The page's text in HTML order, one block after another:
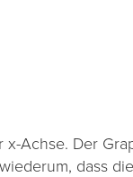
Achse. Der
dass die